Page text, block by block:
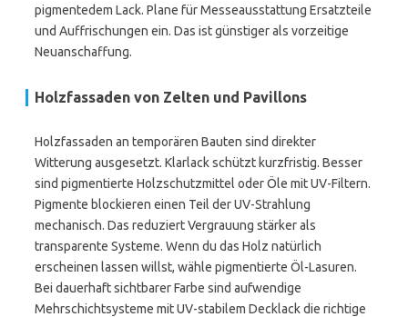
pigmentedem Lack. Plane für Messeausstattung Ersatzteile
und Auffrischungen ein. Das ist günstiger als vorzeitige
Neuanschaffung.
Holzfassaden von Zelten und Pavillons
Holzfassaden an temporären Bauten sind direkter
Witterung ausgesetzt. Klarlack schützt kurzfristig. Besser
sind pigmentierte Holzschutzmittel oder Öle mit UV-Filtern.
Pigmente blockieren einen Teil der UV-Strahlung
mechanisch. Das reduziert Vergrauung stärker als
transparente Systeme. Wenn du das Holz natürlich
erscheinen lassen willst, wähle pigmentierte Öl-Lasuren.
Bei dauerhaft sichtbarer Farbe sind aufwendige
Mehrschichtsysteme mit UV-stabilem Decklack die richtige